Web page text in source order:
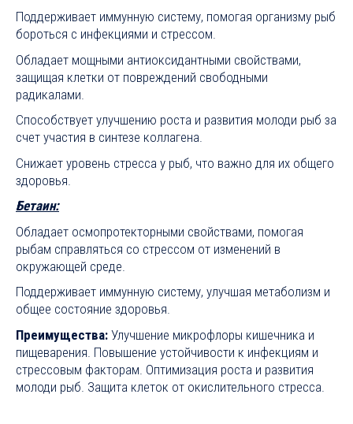
Поддерживает иммунную систему, помогая организму рыб
бороться с инфекциями и стрессом.
Обладает мощными антиоксидантными свойствами,
защищая клетки от повреждений свободными
радикалами.
Способствует улучшению роста и развития молоди рыб за
счет участия в синтезе коллагена.
Снижает уровень стресса у рыб, что важно для их общего
здоровья.
Бетаин:
Обладает осмопротекторными свойствами, помогая
рыбам справляться со стрессом от изменений в
окружающей среде.
Поддерживает иммунную систему, улучшая метаболизм и
общее состояние здоровья.
Преимущества: Улучшение микрофлоры кишечника и
пищеварения. Повышение устойчивости к инфекциям и
стрессовым факторам. Оптимизация роста и развития
молоди рыб. Защита клеток от окислительного стресса.